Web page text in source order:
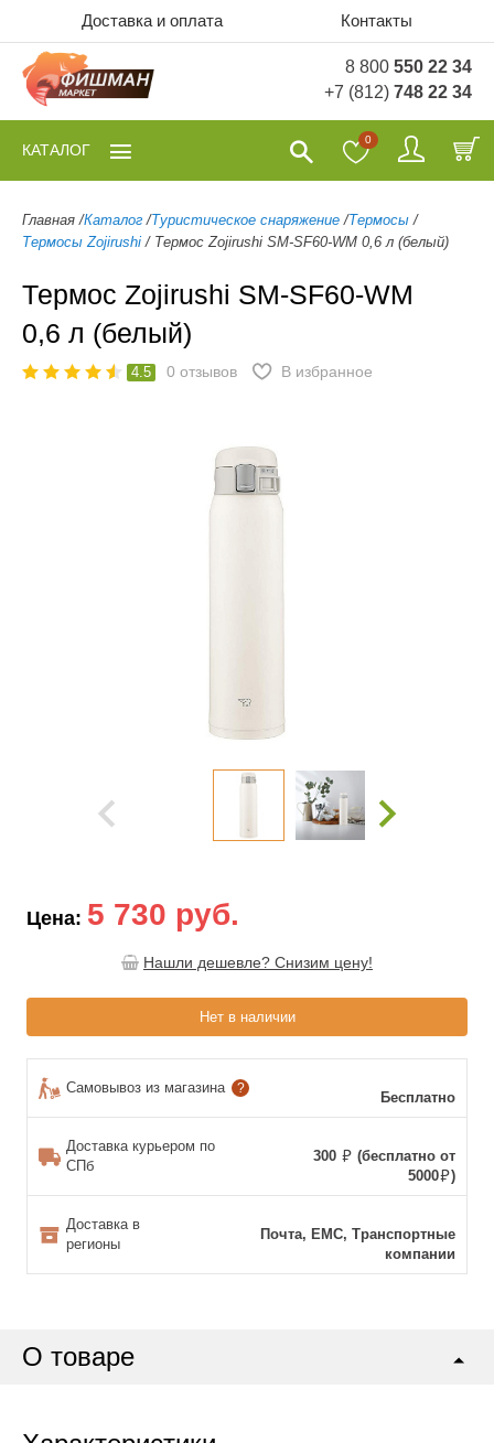
Доставка и оплата Контакты
8 800 550 22 34
+7 (812) 748 22 34
0
КАТАЛОГ
Главная /Каталог /Туристическое снаряжение /Термосы /
Термосы Zojirushi / Термос Zojirushi SM-SF60-WM 0,6 л (белый)
Термос Zojirushi SM-SF60-WM
0,6 л (белый)
4.5 0 отзывов В избранное
Цена: 5 730 руб.
Нашли дешевле? Снизим цену!
Нет в наличии
Самовывоз из магазина ?
Бесплатно
Доставка курьером по
СПб
300
(бесплатно от
5000
)
Доставка в
регионы
Почта, ЕМС, Транспортные
компании
О товаре